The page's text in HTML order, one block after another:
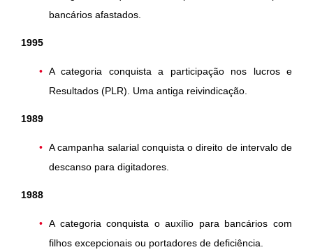
bancários afastados.
1995
A categoria conquista a participação nos lucros e
Resultados (PLR). Uma antiga reivindicação.
1989
A campanha salarial conquista o direito de intervalo de
descanso para digitadores.
1988
A categoria conquista o auxílio para bancários com
filhos excepcionais ou portadores de deficiência.